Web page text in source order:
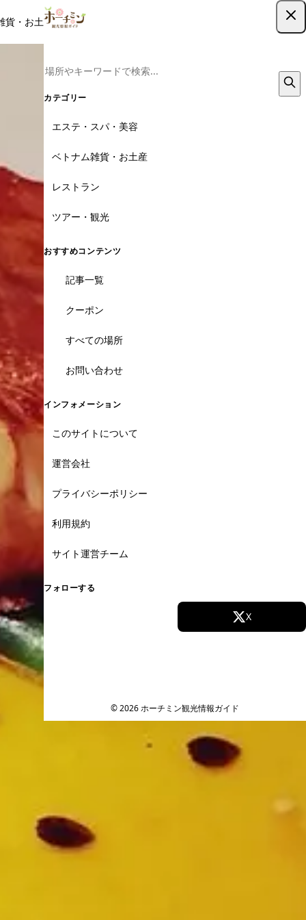
貨・お土産レストラン
カテゴリー
エステ・スパ・美容
ベトナム雑貨・お土産
レストラン
ツアー・観光
おすすめコンテンツ
記事一覧
クーポン
すべての場所
お問い合わせ
インフォメーション
このサイトについて
運営会社
プライバシーポリシー
利用規約
サイト運営チーム
フォローする
X
© 2026 ホーチミン観光情報ガイド